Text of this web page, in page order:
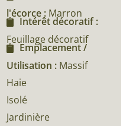
l'écorce : Marron
Intérêt décoratif :
Feuillage décoratif
Emplacement /
Utilisation : Massif
Haie
Isolé
Jardinière